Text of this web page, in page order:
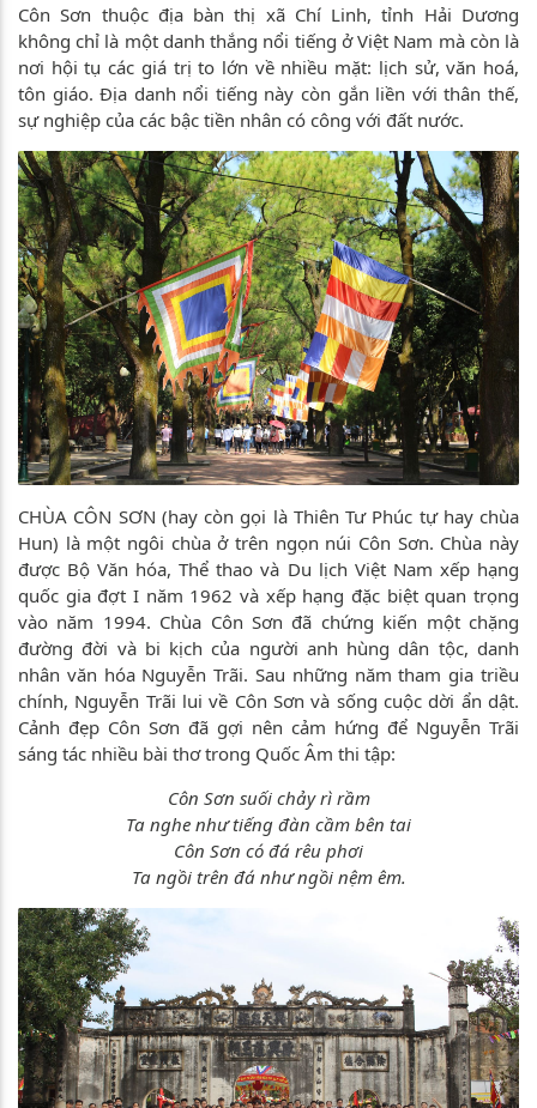
Côn Sơn thuộc địa bàn thị xã Chí Linh, tỉnh Hải Dương
không chỉ là một danh thắng nổi tiếng ở Việt Nam mà còn là
nơi hội tụ các giá trị to lớn về nhiều mặt: lịch sử, văn hoá,
tôn giáo. Địa danh nổi tiếng này còn gắn liền với thân thế,
sự nghiệp của các bậc tiền nhân có công với đất nước.
CHÙA CÔN SƠN (hay còn gọi là Thiên Tư Phúc tự hay chùa
Hun) là một ngôi chùa ở trên ngọn núi Côn Sơn. Chùa này
được Bộ Văn hóa, Thể thao và Du lịch Việt Nam xếp hạng
quốc gia đợt I năm 1962 và xếp hạng đặc biệt quan trọng
vào năm 1994. Chùa Côn Sơn đã chứng kiến một chặng
đường đời và bi kịch của người anh hùng dân tộc, danh
nhân văn hóa Nguyễn Trãi. Sau những năm tham gia triều
chính, Nguyễn Trãi lui về Côn Sơn và sống cuộc dời ẩn dật.
Cảnh đẹp Côn Sơn đã gợi nên cảm hứng để Nguyễn Trãi
sáng tác nhiều bài thơ trong Quốc Âm thi tập:
Côn Sơn suối chảy rì rầm
Ta nghe như tiếng đàn cầm bên tai
Côn Sơn có đá rêu phơi
Ta ngồi trên đá như ngồi nệm êm.